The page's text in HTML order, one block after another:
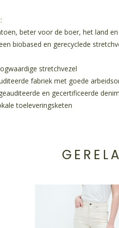
beter voor de boer, het land
biobased en gerecyclede
stretchvezel
fabriek met goede
en gecertificeerde
toeleveringsketen